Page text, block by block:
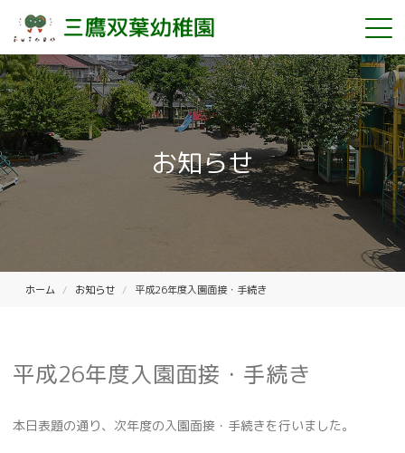
お知らせ
ホーム お知らせ 平成26年度入園面接・手続き
平成26年度入園面接・手続き
本日表題の通り、次年度の入園面接・手続きを行いました。